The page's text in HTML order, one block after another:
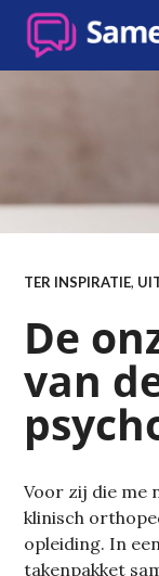
Skip
content
TER INSPIRATIE,
De
van
Voor zij die me
klinisch
opleiding. In
takenpakket